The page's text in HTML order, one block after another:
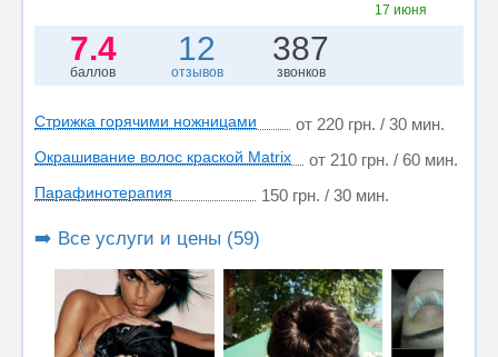
17 июня
7.4
баллов
12
отзывов
387
звонков
Стрижка горячими ножницами от 220 грн. / 30 мин.
Окрашивание волос краской Matrix от 210 грн. / 60 мин.
Парафинотерапия 150 грн. / 30 мин.
➡️ Все услуги и цены (59)